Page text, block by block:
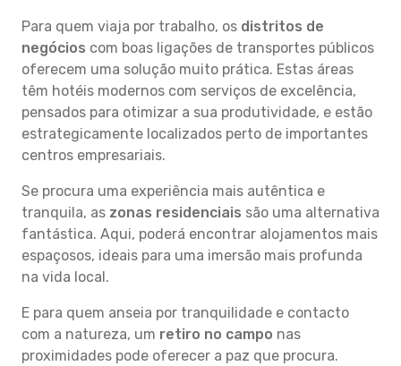
Para quem viaja por trabalho, os distritos de
negócios com boas ligações de transportes públicos
oferecem uma solução muito prática. Estas áreas
têm hotéis modernos com serviços de excelência,
pensados para otimizar a sua produtividade, e estão
estrategicamente localizados perto de importantes
centros empresariais.
Se procura uma experiência mais autêntica e
tranquila, as zonas residenciais são uma alternativa
fantástica. Aqui, poderá encontrar alojamentos mais
espaçosos, ideais para uma imersão mais profunda
na vida local.
E para quem anseia por tranquilidade e contacto
com a natureza, um retiro no campo nas
proximidades pode oferecer a paz que procura.